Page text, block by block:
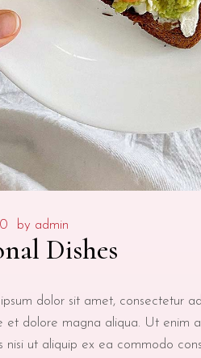
by admin
Dishes
dolor sit amet, consectetur
et dolore magna aliqua. Ut enim
nisi ut aliquip ex ea commodo